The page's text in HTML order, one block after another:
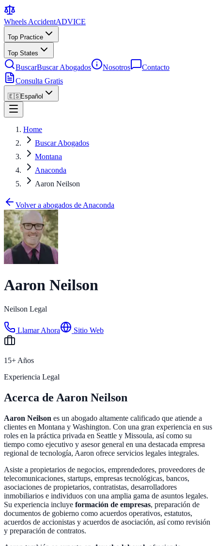
Wheels AccidentADVICE
Top Practice
Top States
BuscarBuscar Abogados Nosotros
Contacto
Consulta Gratis
🇪🇸Español
Home
Buscar Abogados
Montana
Anaconda
Aaron Neilson
Volver a abogados de Anaconda
Aaron Neilson
Neilson Legal
Llamar Ahora Sitio Web
15+ Años
Experiencia Legal
Acerca de Aaron Neilson
Aaron Neilson es un abogado altamente calificado que atiende a
clientes en Montana y Washington. Con una gran experiencia en sus
roles en la práctica privada en Seattle y Missoula, así como su
tiempo como ejecutivo y asesor general en una destacada empresa
regional de tecnología, Aaron ofrece servicios legales integrales.
Asiste a propietarios de negocios, emprendedores, proveedores de
telecomunicaciones, startups, empresas tecnológicas, bancos,
asociaciones de propietarios, contratistas, desarrolladores
inmobiliarios e individuos con una amplia gama de asuntos legales.
Su experiencia incluye formación de empresas, preparación de
documentos de gobierno como acuerdos operativos, estatutos,
acuerdos de accionistas y acuerdos de asociación, así como revisión
y preparación de contratos.